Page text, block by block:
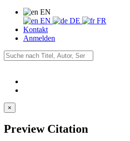
EN
EN
DE
FR
Kontakt
Anmelden
×
Preview Citation